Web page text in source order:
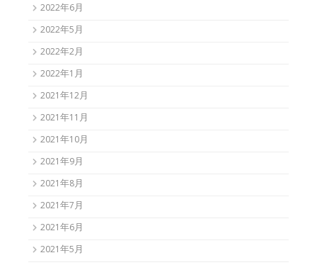
2022年6月
2022年5月
2022年2月
2022年1月
2021年12月
2021年11月
2021年10月
2021年9月
2021年8月
2021年7月
2021年6月
2021年5月